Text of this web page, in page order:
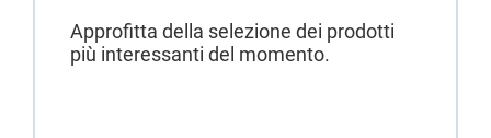
Approfitta della selezione dei prodotti
più interessanti del momento.